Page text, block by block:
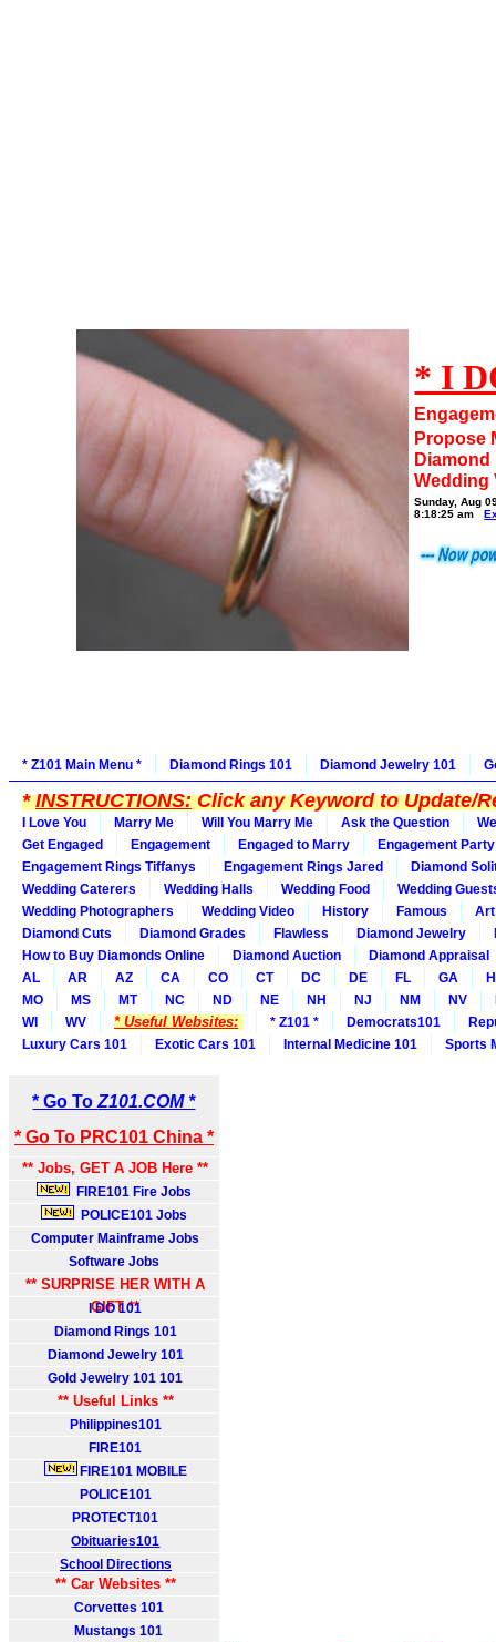
* I
Propose
Diamond
Wedding
Sunday, Aug
8:18:25 am
* Z101 Main Menu * Diamond Rings 101 Diamond Jewelry 101
*INSTRUCTIONS:Click any Keyword to Update/
I Love You Marry Me Will You Marry Me Ask the Question
Get Engaged
Engagement Engaged to Marry
Engagement Party
Engagement Rings Tiffanys
Engagement Rings Jared
Diamond
Wedding Caterers
Wedding Halls Wedding Food
Wedding
Wedding Photographers
Wedding Video History Famous
Art
Diamond Cuts
Diamond Grades Flawless Diamond Jewelry
How to Buy Diamonds Online
Diamond Auction
Diamond Appraisal
AL
AR AZ CA CO CT DC DE FL GA
MO
MS MT NC ND NE NH NJ NM NV
WI
WV * Useful Websites: * Z101 * Democrats101
Luxury Cars 101
Exotic Cars 101 Internal Medicine 101 Sports
* Go ToZ101.COM *
* Go To PRC101 China *
** Jobs, GET A JOB Here **
FIRE101 Fire Jobs
POLICE101 Jobs
Computer Mainframe Jobs
Software Jobs
** SURPRISE HER WITH A
GIFT **
I DO 101
Diamond Rings 101
Diamond Jewelry 101
Gold Jewelry 101 101
** Useful Links **
Philippines101
FIRE101
FIRE101 MOBILE
POLICE101
PROTECT101
Obituaries101
School Directions
** Car Websites **
Corvettes 101
Mustangs 101